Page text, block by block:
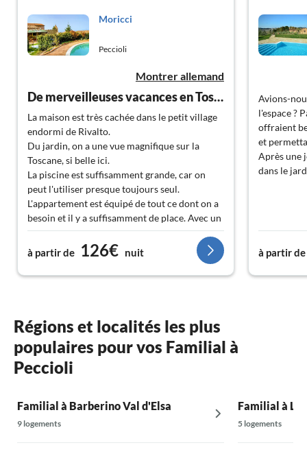
Moricci
Peccioli
Montrer allemand
De merveilleuses vacances en Toscane
La maison est très cachée dans le petit village
endormi de Rivalto.
Du jardin, on a une vue magnifique sur la
Toscane, si belle ici.
La piscine est suffisamment grande, car on
peut l'utiliser presque toujours seul.
L'appartement est équipé de tout ce dont on a
besoin et il y a suffisamment de place. Avec un
chien, c'est aussi très bien que le jardin soit
clôturé.
Nous reviendrons sans aucun doute !!!
à partir de 126€ nuit
Avions-
l'espace ?
offraient
et
Après une
dans le
à partir de
Régions et localités les plus
populaires pour vos Familial à
Peccioli
Familial à Barberino Val d'Elsa
9 logements
Familial à
5 logements